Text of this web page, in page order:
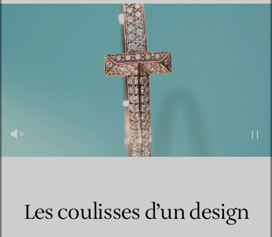
TROUVEZ LA BOUTIQUE LA PLUS PROCHE
Les coulisses d’un design